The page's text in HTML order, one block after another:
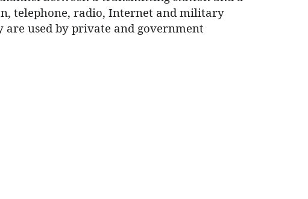
telephone, radio, Internet and military
used by private and government